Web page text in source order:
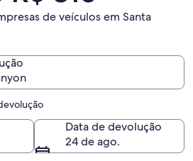
de veículos em Santa
Data de devolução
24 de ago.